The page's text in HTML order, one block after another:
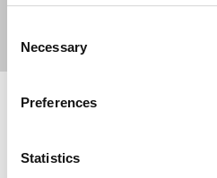
Selection
Necessary
Preferences
Statistics
美的形状和表面，你甚至不能用肉